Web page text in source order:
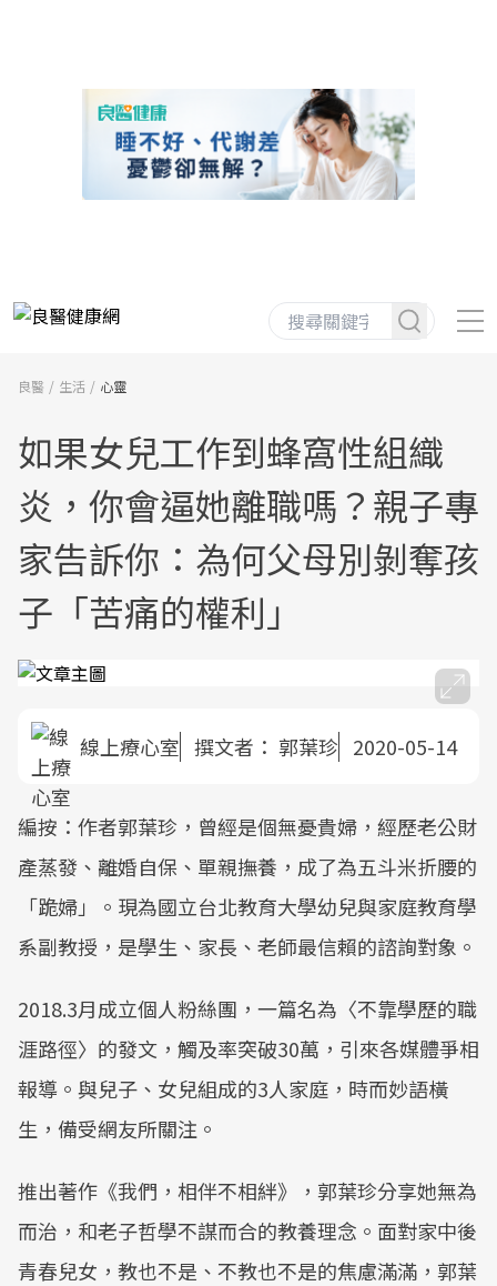
良醫 生活 心靈
如果女兒工作到蜂窩性組織
炎，你會逼她離職嗎？親子專
家告訴你：為何父母別剝奪孩
子「苦痛的權利」
線上療心室 撰文者： 郭葉珍 2020-05-14
編按：作者郭葉珍，曾經是個無憂貴婦，經歷老公財
產蒸發、離婚自保、單親撫養，成了為五斗米折腰的
「跪婦」。現為國立台北教育大學幼兒與家庭教育學
系副教授，是學生、家長、老師最信賴的諮詢對象。
2018.3月成立個人粉絲團，一篇名為〈不靠學歷的職
涯路徑〉的發文，觸及率突破30萬，引來各媒體爭相
報導。與兒子、女兒組成的3人家庭，時而妙語橫
生，備受網友所關注。
推出著作《我們，相伴不相絆》，郭葉珍分享她無為
而治，和老子哲學不謀而合的教養理念。面對家中後
青春兒女，教也不是、不教也不是的焦慮滿滿，郭葉